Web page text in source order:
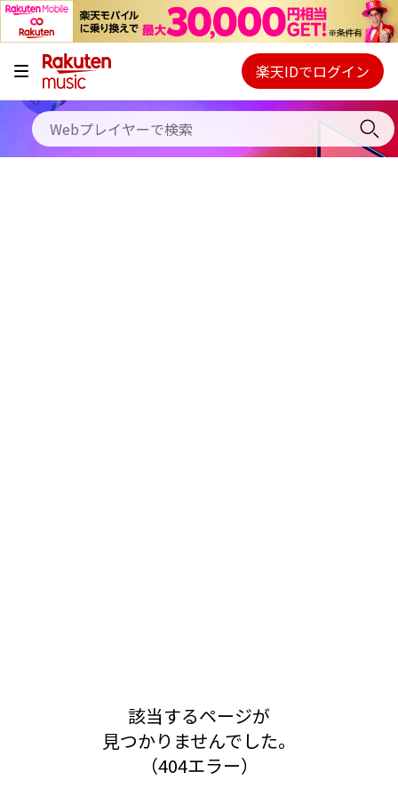
キャンペーン
料金プラン
使い方
Webプレイヤー
ご契約内容の確認・変更
楽天IDでログイン
該当するページが
見つかりませんでした。
（404エラー）